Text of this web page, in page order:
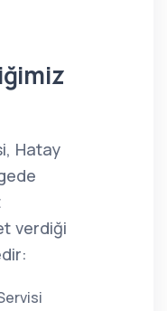
Hatay
verdiği